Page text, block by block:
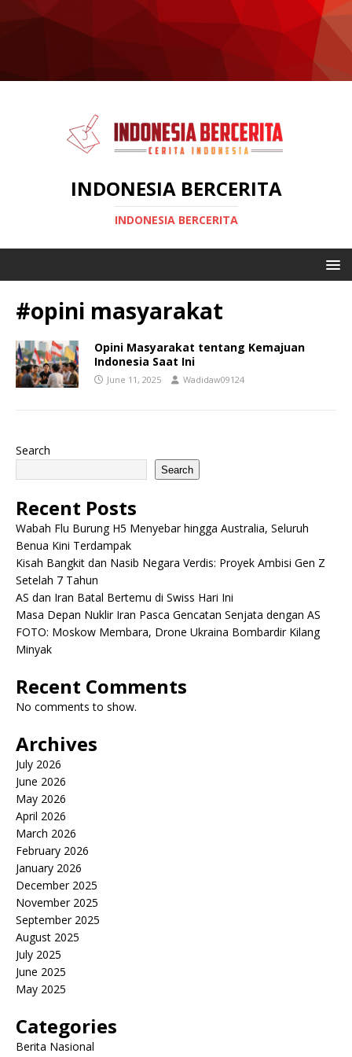
INDONESIA BERCERITA
INDONESIA BERCERITA
#opini masyarakat
Opini Masyarakat tentang Kemajuan
Indonesia Saat Ini
June 11, 2025 Wadidaw09124
Search
Search
Recent Posts
Wabah Flu Burung H5 Menyebar hingga Australia, Seluruh
Benua Kini Terdampak
Kisah Bangkit dan Nasib Negara Verdis: Proyek Ambisi Gen Z
Setelah 7 Tahun
AS dan Iran Batal Bertemu di Swiss Hari Ini
Masa Depan Nuklir Iran Pasca Gencatan Senjata dengan AS
FOTO: Moskow Membara, Drone Ukraina Bombardir Kilang
Minyak
Recent Comments
No comments to show.
Archives
July 2026
June 2026
May 2026
April 2026
March 2026
February 2026
January 2026
December 2025
November 2025
September 2025
August 2025
July 2025
June 2025
May 2025
Categories
Berita Nasional